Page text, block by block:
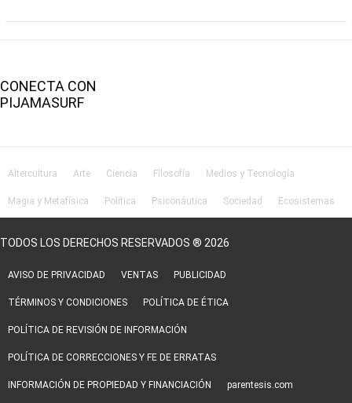
CONECTA CON
PIJAMASURF
Altercultura Arte Ciencia Filosofía Medios y Tecnología
Magia y Metafísica Política Psiconáutica Sociedad Ecosistemas
TODOS LOS DERECHOS RESERVADOS ® 2026
AVISO DE PRIVACIDAD VENTAS PUBLICIDAD
TÉRMINOS Y CONDICIONES POLÍTICA DE ÉTICA
POLÍTICA DE REVISIÓN DE INFORMACIÓN
POLÍTICA DE CORRECCIONES Y FE DE ERRATAS
INFORMACIÓN DE PROPIEDAD Y FINANCIACIÓN parentesis.com